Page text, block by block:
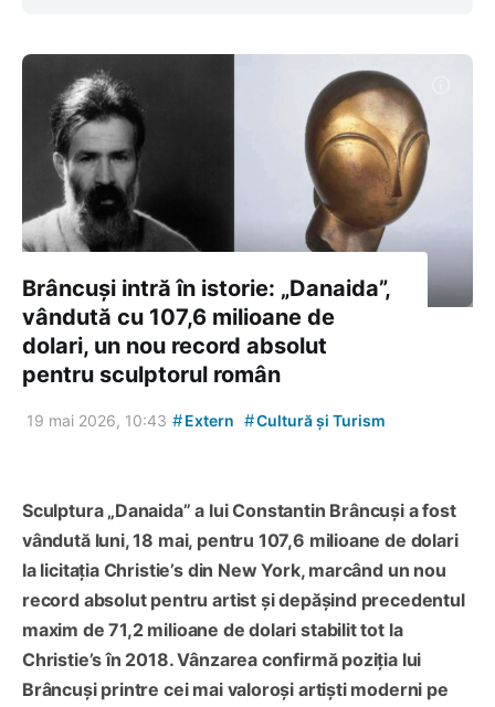
Brâncuși intră în istorie: „Danaida”,
vândută cu 107,6 milioane de
dolari, un nou record absolut
pentru sculptorul român
19 mai 2026, 10:43 #Extern #Cultură și Turism
Sculptura „Danaida” a lui Constantin Brâncuși a fost
vândută luni, 18 mai, pentru 107,6 milioane de dolari
la licitația Christie’s din New York, marcând un nou
record absolut pentru artist și depășind precedentul
maxim de 71,2 milioane de dolari stabilit tot la
Christie’s în 2018. Vânzarea confirmă poziția lui
Brâncuși printre cei mai valoroși artiști moderni pe